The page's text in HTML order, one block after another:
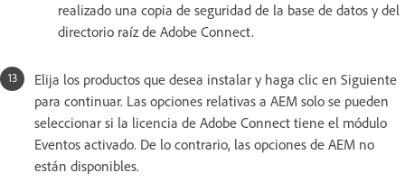
realizado una copia de seguridad de la base de datos y del
directorio raíz de Adobe Connect.
Elija los productos que desea instalar y haga clic en Siguiente
para continuar. Las opciones relativas a AEM solo se pueden
seleccionar si la licencia de Adobe Connect tiene el módulo
Eventos activado. De lo contrario, las opciones de AEM no
están disponibles.